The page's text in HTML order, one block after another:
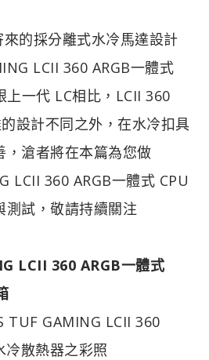
的採分離式水冷馬達設計
LCII 360 ARGB一體式
上一代 LC相比，LCII 360
設計不同之外，在水冷扣具
，滄者將在本篇為您做
LCII 360 ARGB一體式 CPU
測試，敬請持續關注
LCII 360 ARGB一體式
TUF GAMING LCII 360
冷散熱器之彩照